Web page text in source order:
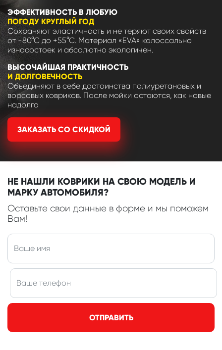
ЭФФЕКТИВНОСТЬ В ЛЮБУЮ
ПОГОДУ КРУГЛЫЙ ГОД
Сохраняют эластичность и не теряют своих свойств
от -80°С до +55°С. Материал «EVA» колоссально
износостоек и абсолютно экологичен.
ВЫСОЧАЙШАЯ ПРАКТИЧНОСТЬ
И ДОЛГОВЕЧНОСТЬ
Объединяют в себе достоинства полиуретановых и
ворсовых ковриков. После мойки остаются, как новые
надолго
ЗАКАЗАТЬ СО СКИДКОЙ
НЕ НАШЛИ КОВРИКИ НА СВОЮ МОДЕЛЬ И
МАРКУ АВТОМОБИЛЯ?
Оставьте свои данные в форме и мы поможем
Вам!
ОТПРАВИТЬ